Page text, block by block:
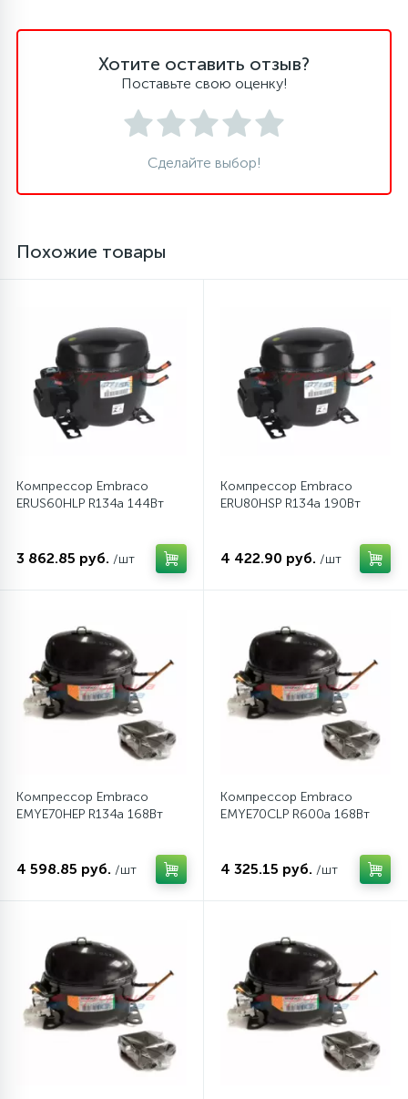
Стекла люка
ТЭНы (нагревательные элементы)
Улитки помп
27
Щетки двигателя
Электронные модули
Хотите оставить отзыв?
Поставьте свою оценку!
Сделайте выбор!
Похожие товары
Компрессор Embraco
ERUS60HLP R134a 144Вт
3 862.85 руб. /шт
Компрессор Embraco
ERU80HSP R134a 190Вт
4 422.90 руб. /шт
Компрессор Embraco
EMYE70HEP R134a 168Вт
4 598.85 руб. /шт
Компрессор Embraco
EMYE70CLP R600a 168Вт
4 325.15 руб. /шт